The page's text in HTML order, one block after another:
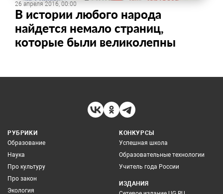
26 апреля 2016, 00:00
В истории любого народа
найдется немало страниц,
которые были великолепны
РУБРИКИ
Образование
Наука
Про культуру
Про закон
Экология
КОНКУРСЫ
Успешная школа
Образовательные технологии
Учитель года России
ИЗДАНИЯ